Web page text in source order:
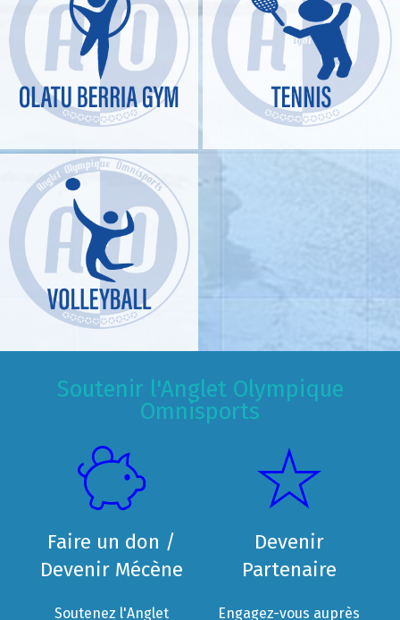
Soutenir l'Anglet Olympique
Omnisports
Faire un don /
Devenir Mécène
Soutenez l'Anglet
Devenir
Partenaire
Engagez-vous auprès